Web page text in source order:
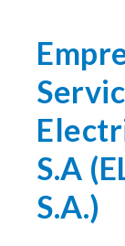
S.A
S.A.)